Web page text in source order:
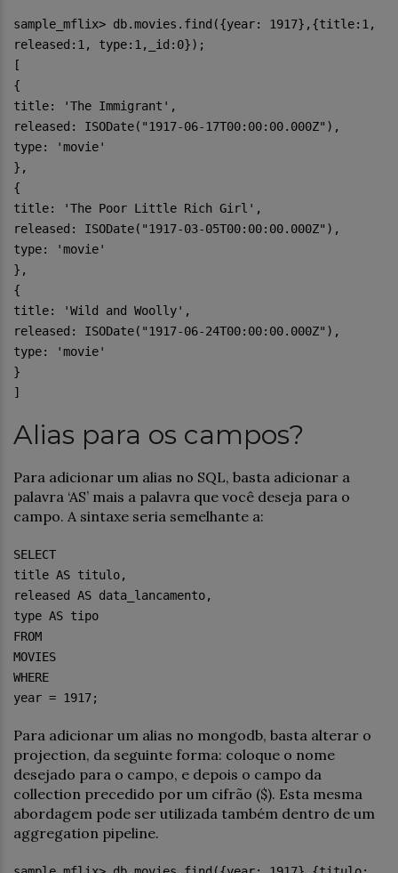
sample_mflix> db.movies.find({year: 1917},{title:1,
released:1, type:1,_id:0});
[
{
title: 'The Immigrant',
released: ISODate("1917-06-17T00:00:00.000Z"),
type: 'movie'
},
{
title: 'The Poor Little Rich Girl',
released: ISODate("1917-03-05T00:00:00.000Z"),
type: 'movie'
},
{
title: 'Wild and Woolly',
released: ISODate("1917-06-24T00:00:00.000Z"),
type: 'movie'
}
]
Alias para os campos?
Para adicionar um alias no SQL, basta adicionar a
palavra ‘AS’ mais a palavra que você deseja para o
campo. A sintaxe seria semelhante a:
SELECT
title AS titulo,
released AS data_lancamento,
type AS tipo
FROM
MOVIES
WHERE
year = 1917;
Para adicionar um alias no mongodb, basta alterar o
projection, da seguinte forma: coloque o nome
desejado para o campo, e depois o campo da
collection precedido por um cifrão ($). Esta mesma
abordagem pode ser utilizada também dentro de um
aggregation pipeline.